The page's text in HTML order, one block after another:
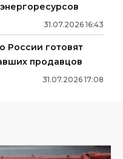
31.07.2026 16:43
России готовят
продавцов
31.07.2026 17:08